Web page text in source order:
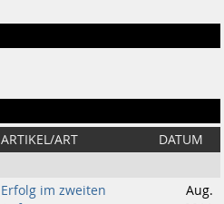
ARTIKEL/ART
DATUM
Erfolg im zweiten
Aug.